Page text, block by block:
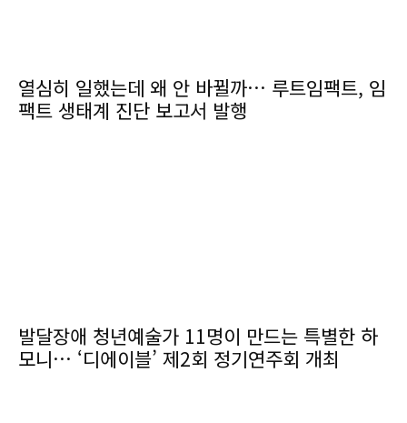
열심히 일했는데 왜 안 바뀔까… 루트임팩트, 임
팩트 생태계 진단 보고서 발행
발달장애 청년예술가 11명이 만드는 특별한 하
모니… ‘디에이블’ 제2회 정기연주회 개최